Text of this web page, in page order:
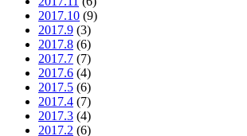
2017.10 (9)
2017.9 (3)
2017.8 (6)
2017.7 (7)
2017.6 (4)
2017.5 (6)
2017.4 (7)
2017.3 (4)
2017.2 (6)